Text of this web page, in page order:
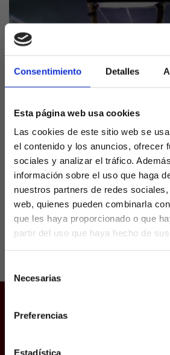
Consentimiento Detalles
Esta página web usa cookies
Las cookies de este sitio web se
el contenido y los anuncios, ofrecer
sociales y analizar el tráfico.
información sobre el uso que haga
nuestros partners de redes
web, quienes pueden combinarla
que les haya proporcionado o que
partir del uso que haya hecho de
de Necesarias
Preferencias
Estadística
SÍ, SOY MAYOR DE
Laquiniela.es es un sitio cuyo
incorpora un filtro de edad al que se
El año en que los
españoles
Hubo un tiempo en que
por encima de todo, talento
Magos del balón que
con las botas puestas. Hoy, la